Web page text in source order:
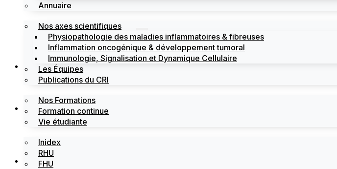
Annuaire
Nos axes scientifiques
Physiopathologie des maladies inflammatoires & fibreuses
Inflammation oncogénique & développement tumoral
Immunologie, Signalisation et Dynamique Cellulaire
Les Équipes
Publications du CRI
Formations
Nos Formations
Formation continue
Vie étudiante
Labels
Inidex
RHU
FHU
Les plateformes